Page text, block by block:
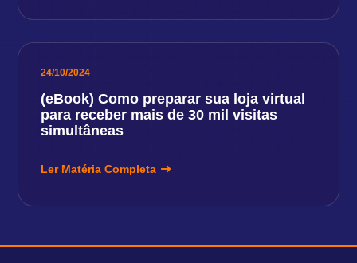
24/10/2024
(eBook) Como preparar sua loja virtual
para receber mais de 30 mil visitas
simultâneas
Ler Matéria Completa